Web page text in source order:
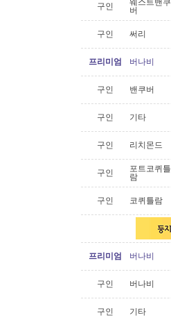
구인
웨스트밴쿠
버
구인 써리
프리미엄 버나비
구인 밴쿠버
구인 기타
구인 리치몬드
구인
포트코퀴틀
람
구인 코퀴틀람
프리미엄 버나비
구인 버나비
구인 기타